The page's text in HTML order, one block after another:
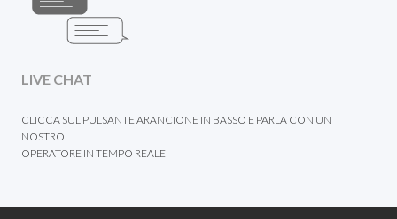
LIVE CHAT
CLICCA SUL PULSANTE ARANCIONE IN BASSO E PARLA CON UN
NOSTRO
OPERATORE IN TEMPO REALE